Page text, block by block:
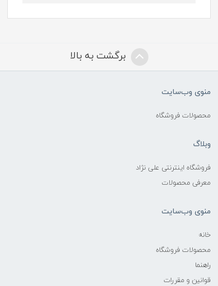
برگشت به بالا
منوی وب‌سایت
محصولات فروشگاه
وبلاگ
فروشگاه اینترنتی علی نژاد
معرفی محصولات
منوی وب‌سایت
خانه
محصولات فروشگاه
راهنما
قوانین و مقررات